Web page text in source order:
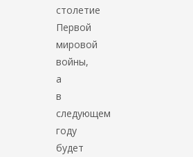
столетие
Первой
мировой
войны,
а
в
следующем
году
будет